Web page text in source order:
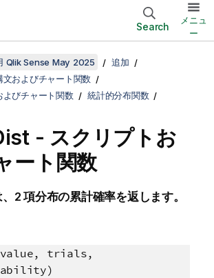
Search
メニュ
ー
Qlik Sense May 2025
追加
文およびチャート関数
よびチャート関数
統計的分布関数
- スクリプトお
ート関数
、2 項分布の累計確率を返します。
trials,